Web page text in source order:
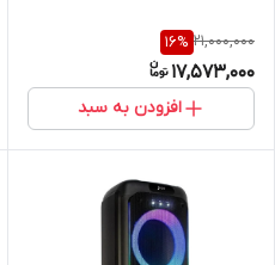
21,000,000
16%
17,573,000
افزودن به سبد